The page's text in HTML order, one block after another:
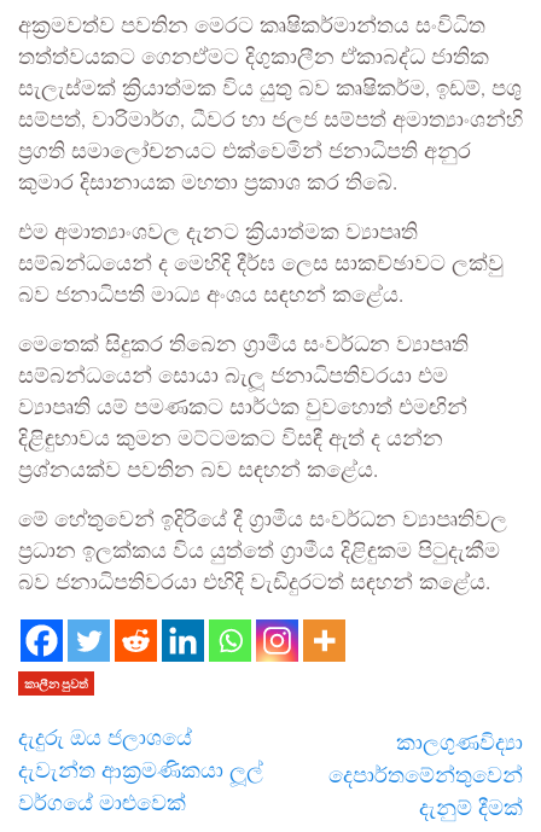
අක්‍රමවත්ව පවතින මෙරට කෘෂිකර්මාන්තය සංවිධිත
තත්ත්වයකට ගෙනඒමට දිගුකාලීන ඒකාබද්ධ ජාතික
සැලැස්මක් ක්‍රියාත්මක විය යුතු බව කෘෂිකර්ම, ඉඩම්, පශු
සම්පත්, වාරිමාර්ග, ධීවර හා ජලජ සම්පත් අමාත්‍යාංශන්හි
ප්‍රගති සමාලෝචනයට එක්වෙමින් ජනාධිපති අනුර
කුමාර දිසානායක මහතා ප්‍රකාශ කර තිබේ.
එම අමාත්‍යාංශවල දැනට ක්‍රියාත්මක ව්‍යාපෘති
සම්බන්ධයෙන් ද මෙහිදි දීර්ඝ ලෙස සාකච්ඡාවට ලක්වු
බව ජනාධිපති මාධ්‍ය අංශය සඳහන් කළේය.
මෙතෙක් සිදුකර තිබෙන ග්‍රාමීය සංවර්ධන ව්‍යාපෘති
සම්බන්ධයෙන් සොයා බැලූ ජනාධිපතිවරයා එම
ව්‍යාපෘති යම් පමණකට සාර්ථක වුවහොත් එමඟින්
දිළිඳුභාවය කුමන මට්ටමකට විසඳී ඇත් ද යන්න
ප්‍රශ්නයක්ව පවතින බව සඳහන් කළේය.
මේ හේතුවෙන් ඉදිරියේ දී ග්‍රාමීය සංවර්ධන ව්‍යාපෘතිවල
ප්‍රධාන ඉලක්කය විය යුත්තේ ග්‍රාමීය දිළිඳුකම පිටුදැකීම
බව ජනාධිපතිවරයා එහිදි වැඩිදුරටත් සඳහන් කළේය.
කාලීන පුවත්
දැදුරු ඔය ජලාශයේ
දැවැන්ත ආක්‍රමණිකයා ලූල්
වර්ගයේ මාළුවෙක්
කාලගුණවිද්‍යා
දෙපාර්තමේන්තුවෙන්
දැනුම් දීමක්